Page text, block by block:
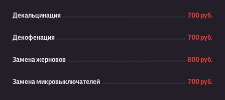
Декальцинация 700 руб.
Декофенация 700 руб.
Замена жерновов 800 руб.
Замена микровыключателей 700 руб.